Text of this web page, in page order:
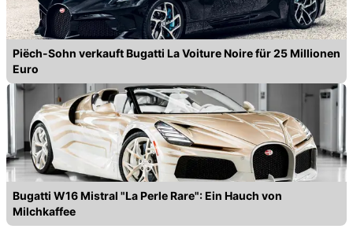
Piëch-Sohn verkauft Bugatti La Voiture Noire für 25 Millionen
Euro
Bugatti W16 Mistral "La Perle Rare": Ein Hauch von
Milchkaffee